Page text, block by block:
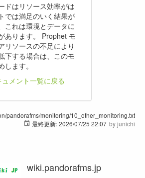
ドはリソース効率がは
では満足のいく結果が
これは環境とデータに
あります。 Prophet モ
リソースの不足により
下する場合は、このモ
ます。
メント一覧に戻る
pandorafms/monitoring/10_other_monitoring.txt
最終更新:2026/07/25 22:07 byjunichi
wiki.pandorafms.jp